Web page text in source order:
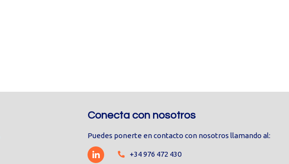
Conecta con nosotros
Puedes ponerte en contacto con nosotros llamando al:
+34 976 472 430